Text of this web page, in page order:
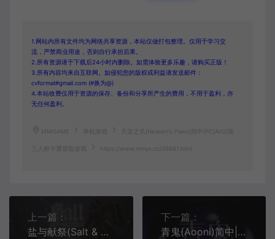
1.网站内所有文件均为网络共享资源，本站仅做打包整理。仅用于学习交
流，严禁商业用途，否则自行承担后果。
2.所有资源请于下载后24小时内删除。如需体验更多乐趣，请购买正版！
3.所有内容均来自互联网。如侵犯您的版权或利益请发送邮件：
cvformat#gmail.com (#换为@)
4.本站收费仅用于资源的保存、备份和分享所产生的费用，不用于盈利，亦
无任何盈利。
MMGAME 天堂之爪(Heaven’s Paws)简中|PC|AVG|第
三人称卡通冒险游戏 https://www.mmyx.cc/38681.html
上一篇：
盐与献祭(Salt & Sacrifice)简中|PC|ACT|2D横版动作冒险游戏
下一篇：
青鬼(Aooni)简中|PC|AVG|复古恐怖解谜游戏